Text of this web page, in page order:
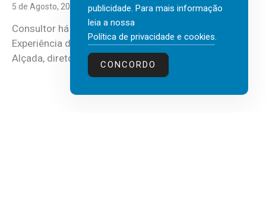
5 de Agosto, 2026
Consultor há mais de três décadas nas áreas de
Experiência do Cliente, Vendas e Liderança, Manuel
Alçada, diretor executivo da...
publicidade. Para mais informação
leia a nossa
Política de privacidade e cookies.
CONCORDO